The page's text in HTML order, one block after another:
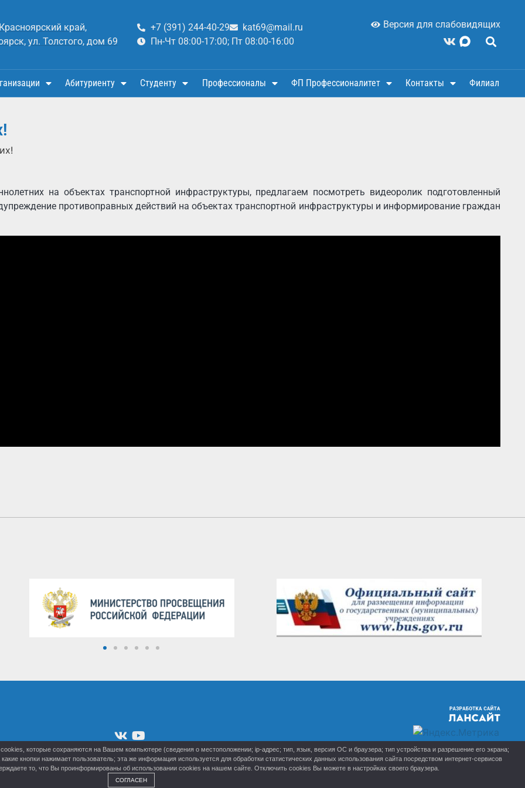
край,
ул. Толстого, дом 69
+7 (391) 244-40-29
kat69@mail.ru
Пн-Чт 08:00-17:00; Пт 08:00-16:00
Версия для слабовидящих
Абитуриенту Студенту Профессионалы ФП Профессионалитет Контакты Филиал
на объектах транспортной инфраструктуры, предлагаем посмотреть видеоролик подготовленный
противоправных действий на объектах транспортной инфраструктуры и информирование граждан
которые сохраняются на Вашем компьютере (сведения о местоположении; ip-адрес; тип, язык, версия ОС и браузера; тип устройства и разрешение его экрана;
кнопки нажимает пользователь; эта же информация используется для обработки статистических данных использования сайта посредством интернет-сервисов
то, что Вы проинформированы об использовании cookies на нашем сайте. Отключить cookies Вы можете в настройках своего браузера.
СОГЛАСЕН